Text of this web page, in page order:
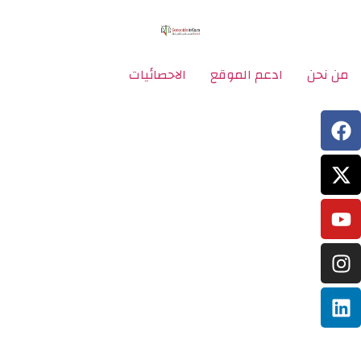
من نحن ادعم الموقع الاحصائيات